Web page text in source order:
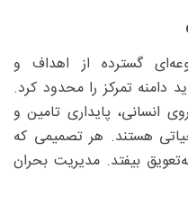
گسترده از اهداف و
دامنه تمرکز را محدود کرد.
انسانی، پایداری تامین و
هستند. هر تصمیمی که
بیفتد. مدیریت بحران